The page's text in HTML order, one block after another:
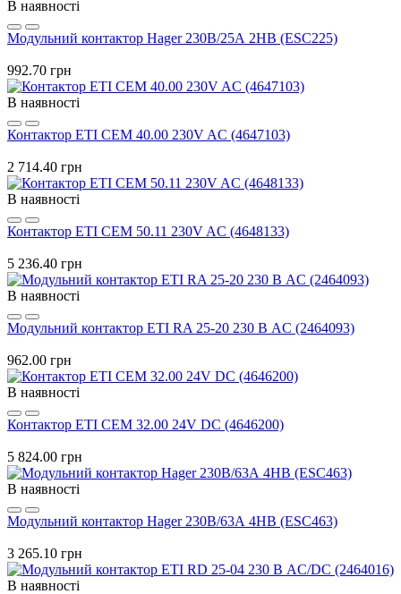
В наявності
Модульний контактор Hager 230В/25А 2НВ (ESC225)
992.70 грн
В наявності
Контактор ETI CEM 40.00 230V AC (4647103)
2 714.40 грн
В наявності
Контактор ETI CEM 50.11 230V AC (4648133)
5 236.40 грн
В наявності
Модульний контактор ETI RA 25-20 230 В AC (2464093)
962.00 грн
В наявності
Контактор ETI CEM 32.00 24V DC (4646200)
5 824.00 грн
В наявності
Модульний контактор Hager 230В/63А 4НВ (ESC463)
3 265.10 грн
В наявності